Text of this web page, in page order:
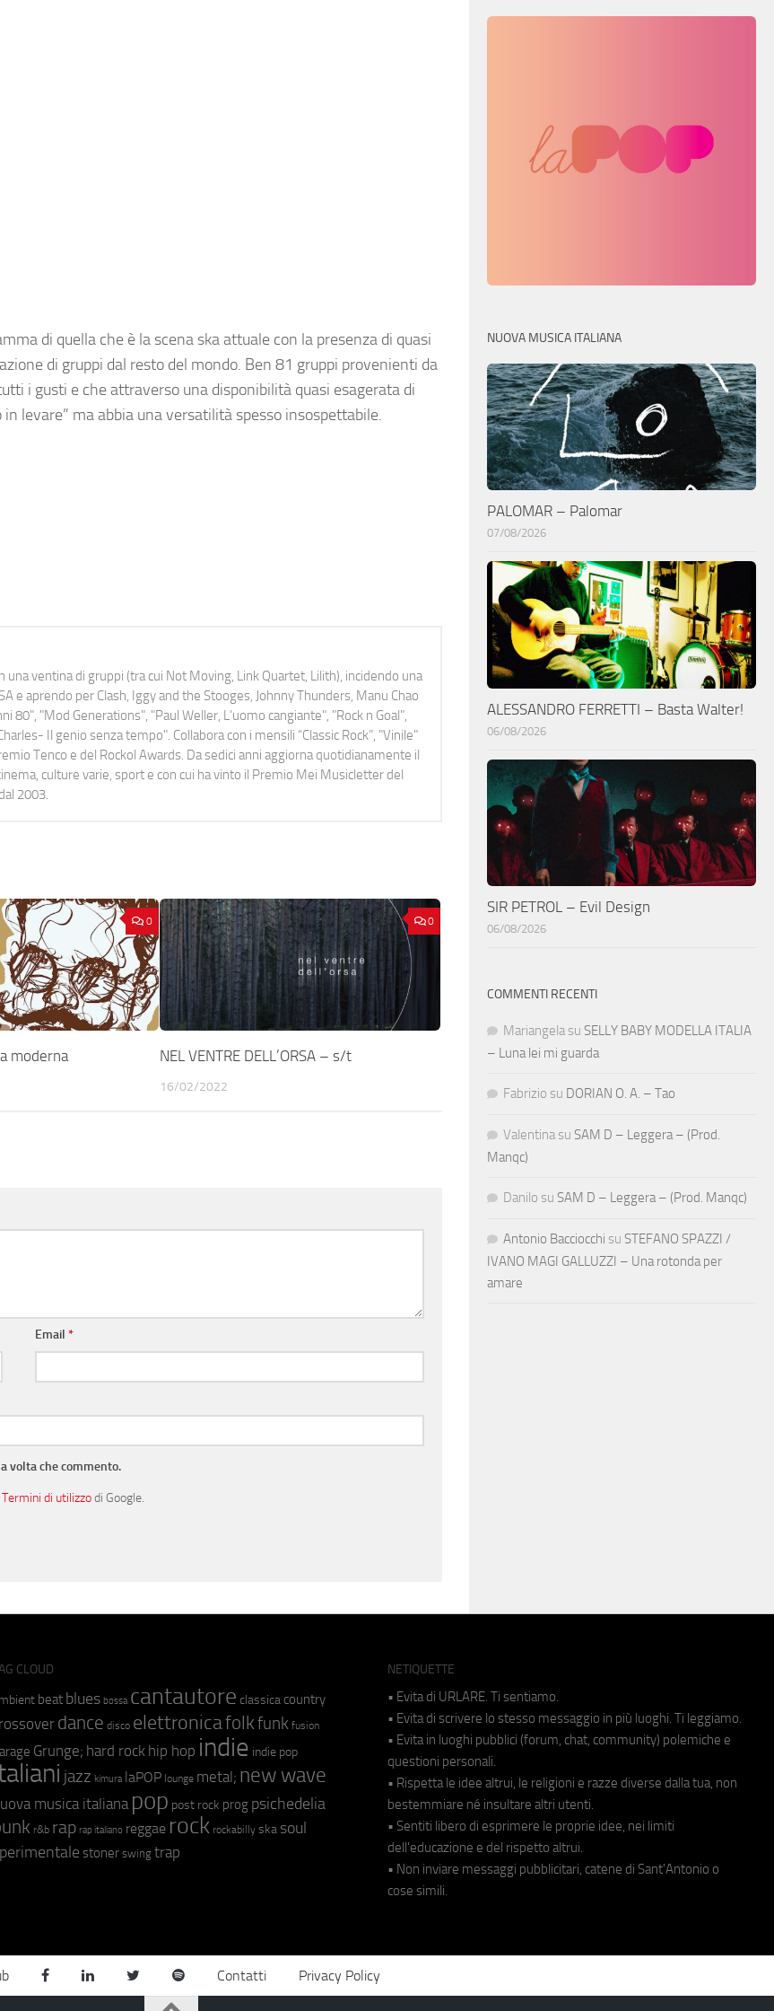
di quella che è la scena ska attuale con la presenza di quasi
di gruppi dal resto del mondo. Ben 81 gruppi provenienti da
i gusti e che attraverso una disponibilità quasi esagerata di
levare” ma abbia una versatilità spesso insospettabile.
ventina di gruppi (tra cui Not Moving, Link Quartet, Lilith), incidendo una
e aprendo per Clash, Iggy and the Stooges, Johnny Thunders, Manu Chao
80", "Mod Generations", "Paul Weller, L’uomo cangiante", "Rock n Goal",
Il genio senza tempo". Collabora con i mensili “Classic Rock”, "Vinile"
Tenco e del Rockol Awards. Da sedici anni aggiorna quotidianamente il
culture varie, sport e con cui ha vinto il Premio Mei Musicletter del
2003.
0
moderna
0
NEL VENTRE DELL’ORSA – s/t
16/02/2022
Email*
volta che commento.
Termini di utilizzodi Google.
NUOVA MUSICA ITALIANA
PALOMAR – Palomar
07/08/2026
ALESSANDRO FERRETTI – Basta Walter!
06/08/2026
SIR PETROL – Evil Design
06/08/2026
COMMENTI RECENTI
Mariangela su SELLY BABY MODELLA ITALIA
– Luna lei mi guarda
Fabrizio su DORIAN O. A. – Tao
Valentina su SAM D – Leggera – (Prod.
Manqc)
Danilo su SAM D – Leggera – (Prod. Manqc)
Antonio Bacciocchi su STEFANO SPAZZI /
IVANO MAGI GALLUZZI – Una rotonda per
amare
CLOUD
beat blues bossa cantautore classica country
dance disco elettronicafolkfunk fusion
Grunge; hard rock hip hop indie indie pop
jazz kimura laPOP lounge metal; new wave
musica italiana pop post rock prog psichedelia
r&b rap rap italiano reggae rock rockabilly ska soul
stoner swing trap
NETIQUETTE
• Evita di URLARE. Ti sentiamo.
• Evita di scrivere lo stesso messaggio in più luoghi. Ti leggiamo.
• Evita in luoghi pubblici (forum, chat, community) polemiche e
questioni personali.
• Rispetta le idee altrui, le religioni e razze diverse dalla tua, non
bestemmiare né insultare altri utenti.
• Sentiti libero di esprimere le proprie idee, nei limiti
dell'educazione e del rispetto altrui.
• Non inviare messaggi pubblicitari, catene di Sant'Antonio o
cose simili.
Contatti Privacy Policy